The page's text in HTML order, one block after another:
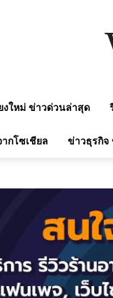
งใหม่ ข่าวด่วนล่าสุด
ากโซเชียล ข่าวธุรกิจ